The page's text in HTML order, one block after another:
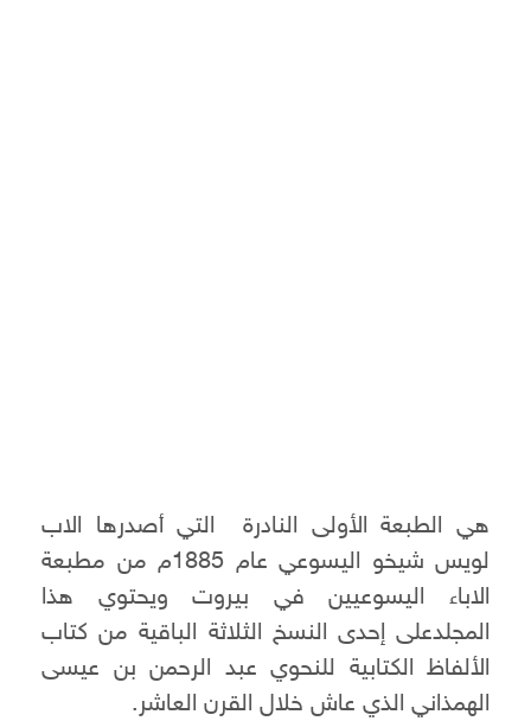
هي الطبعة الأولى النادرة التي أصدرها الاب
لويس شيخو اليسوعي عام 1885م من مطبعة
الاباء اليسوعيين في بيروت ويحتوي هذا
المجلدعلى إحدى النسخ الثلاثة الباقية من كتاب
الألفاظ الكتابية للنحوي عبد الرحمن بن عيسى
الهمذاني الذي عاش خلال القرن العاشر.